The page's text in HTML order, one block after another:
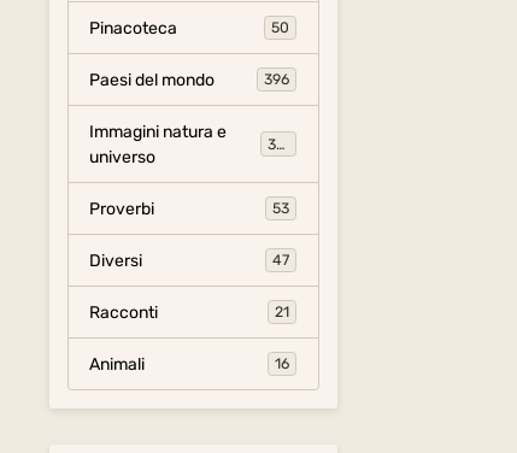
Pinacoteca 50
Paesi del mondo 396
Immagini natura e
universo
306
Proverbi 53
Diversi 47
Racconti 21
Animali 16